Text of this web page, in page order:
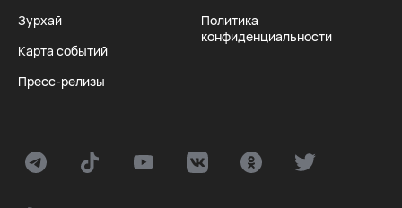
Зурхай
Карта событий
Пресс-релизы
Политика
конфиденциальности